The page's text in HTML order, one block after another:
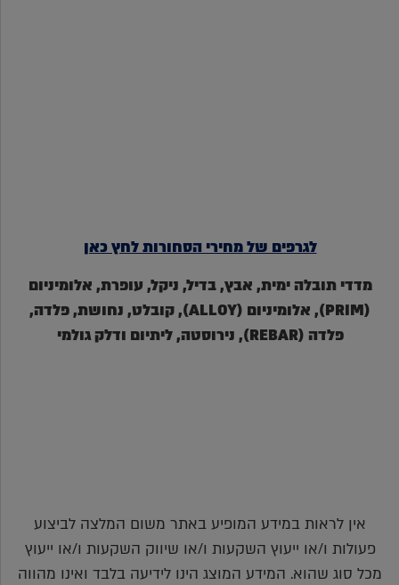
לגרפים של מחירי הסחורות לחץ כאן
מדדי תובלה ימית, אבץ, בדיל, ניקל, עופרת, אלומיניום
(PRIM), אלומיניום (ALLOY), קובלט, נחושת, פלדה,
פלדה (REBAR), נירוסטה, ליתיום ודלק גולמי
אין לראות במידע המופיע באתר משום המלצה לביצוע
פעולות ו/או ייעוץ השקעות ו/או שיווק השקעות ו/או ייעוץ
מכל סוג שהוא. המידע המוצג הינו לידיעה בלבד ואינו מהווה